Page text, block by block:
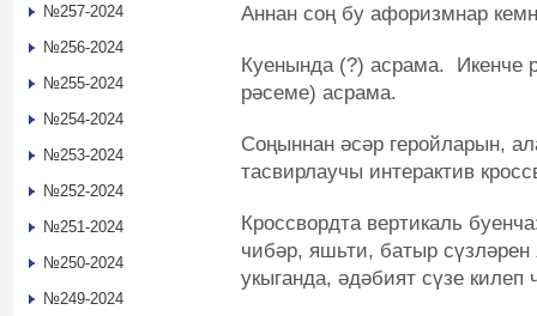
Аннан соң бу афоризмнар
Куенында (?) асрама. Икенче
рәсеме) асрама.
Соңыннан әсәр геройларын,
тасвирлаучы интерактив
Кроссвордта вертикаль
чибәр, яшьти, батыр
укыганда, әдәбият сүзе килеп
№257-2024
№256-2024
№255-2024
№254-2024
№253-2024
№252-2024
№251-2024
№250-2024
№249-2024